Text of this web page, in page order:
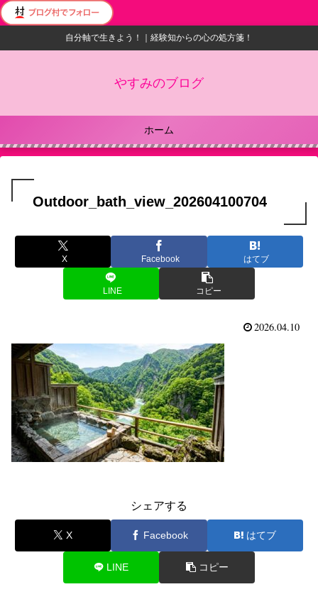
自分軸で生きよう！｜経験知からの心の処方箋！
やすみのブログ
ホーム
Outdoor_bath_view_202604100704
X Facebook はてブ
LINE コピー
2026.04.10
シェアする
X Facebook はてブ
LINE コピー